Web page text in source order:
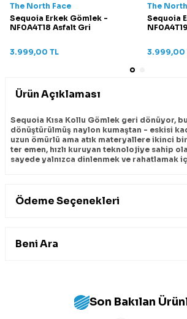
The North Face
Sequoia Erkek Gömlek -
NF0A4T18 Asfalt Gri
3.999,00 TL
The
Sequoia
3.999,00
Ürün Açıklaması
Sequoia Kısa Kollu Gömlek geri dönüyor,
dönüştürülmüş naylon kumaştan - eskisi
uzun ömürlü ama atık materyallere ikinci
ter emen, hızlı kuruyan teknolojiye sahip
sayede yalnızca dinlenmek ve rahatlamak
Ödeme Seçenekleri
Beni Ara
Son Bakılan